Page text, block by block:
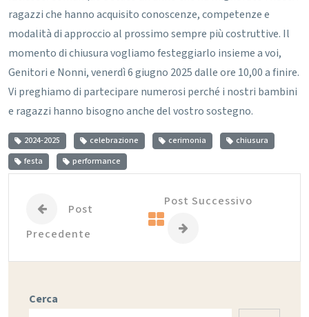
ragazzi che hanno acquisito conoscenze, competenze e
modalità di approccio al prossimo sempre più costruttive. Il
momento di chiusura vogliamo festeggiarlo insieme a voi,
Genitori e Nonni, venerdì 6 giugno 2025 dalle ore 10,00 a finire.
Vi preghiamo di partecipare numerosi perché i nostri bambini
e ragazzi hanno bisogno anche del vostro sostegno.
2024-2025 celebrazione cerimonia
chiusura
festa
performance
Post
Precedente
Post Successivo
Cerca